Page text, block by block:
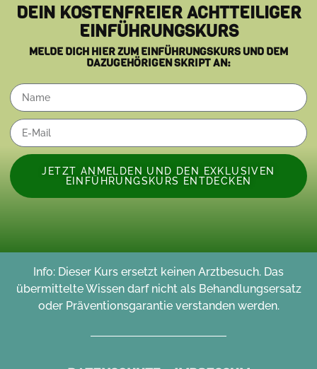
DEIN KOSTENFREIER ACHTTEILIGER
EINFÜHRUNGSKURS
MELDE DICH HIER ZUM EINFÜHRUNGSKURS UND DEM
DAZUGEHÖRIGEN SKRIPT AN:
JETZT ANMELDEN UND DEN EXKLUSIVEN
EINFÜHRUNGSKURS ENTDECKEN
Info: Dieser Kurs ersetzt keinen Arztbesuch. Das
übermittelte Wissen darf nicht als Behandlungsersatz
oder Präventionsgarantie verstanden werden.